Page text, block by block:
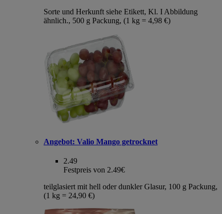
Sorte und Herkunft siehe Etikett, Kl. I Abbildung
ähnlich., 500 g Packung, (1 kg = 4,98 €)
Angebot: Valio Mango getrocknet
2.49
Festpreis von 2.49€
teilglasiert mit hell oder dunkler Glasur, 100 g Packung,
(1 kg = 24,90 €)